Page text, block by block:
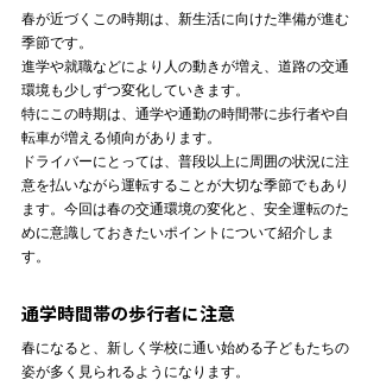
春が近づくこの時期は、新生活に向けた準備が進む
季節です。
進学や就職などにより人の動きが増え、道路の交通
環境も少しずつ変化していきます。
特にこの時期は、通学や通勤の時間帯に歩行者や自
転車が増える傾向があります。
ドライバーにとっては、普段以上に周囲の状況に注
意を払いながら運転することが大切な季節でもあり
ます。今回は春の交通環境の変化と、安全運転のた
めに意識しておきたいポイントについて紹介しま
す。
通学時間帯の歩行者に注意
春になると、新しく学校に通い始める子どもたちの
姿が多く見られるようになります。